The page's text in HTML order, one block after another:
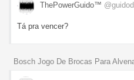
ThePowerGuido™
Tá pra vencer?
Bosch Jogo De Brocas Para